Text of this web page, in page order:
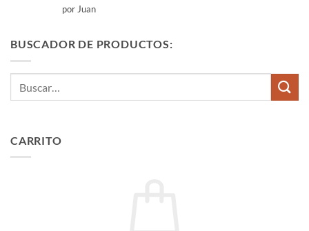
Valorado
con
por Juan
BUSCADOR DE PRODUCTOS:
CARRITO